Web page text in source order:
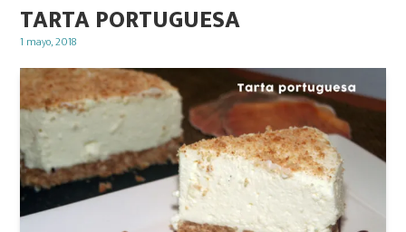
TARTA PORTUGUESA
Posted
1 mayo, 2018